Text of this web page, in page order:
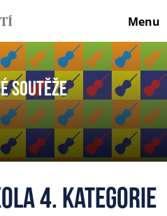
Menu
soutěže
4. kategorie